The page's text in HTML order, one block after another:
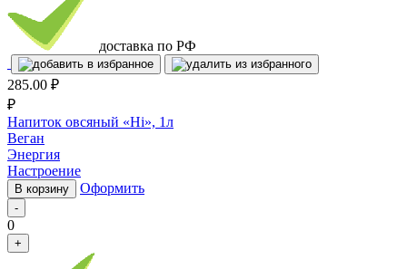
доставка по РФ
285.00 ₽
₽
Напиток овсяный «Hi», 1л
Веган
Энергия
Настроение
В корзину Оформить
-
0
+